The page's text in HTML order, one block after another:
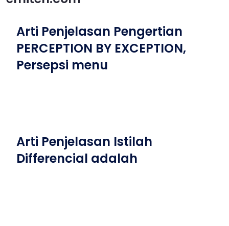
Arti Penjelasan Pengertian
PERCEPTION BY EXCEPTION,
Persepsi menu
Arti Penjelasan Istilah
Differencial adalah